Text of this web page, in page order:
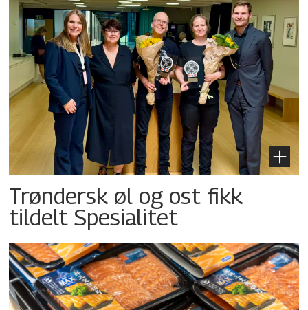
Trøndersk øl og ost fikk
tildelt Spesialitet